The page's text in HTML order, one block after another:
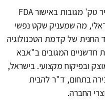
האמינות והבטיחות של מוצרי 'אמפייר טק' מגובות באישור FDA
מה שמעניק שקט נפשי
החנית של קדמת הטכנולוגיה
חדשניים המגובים ב"אבא
ובפיקוח מקצועי. בישראל,
בתחום, ד"ר להבית
החברה.